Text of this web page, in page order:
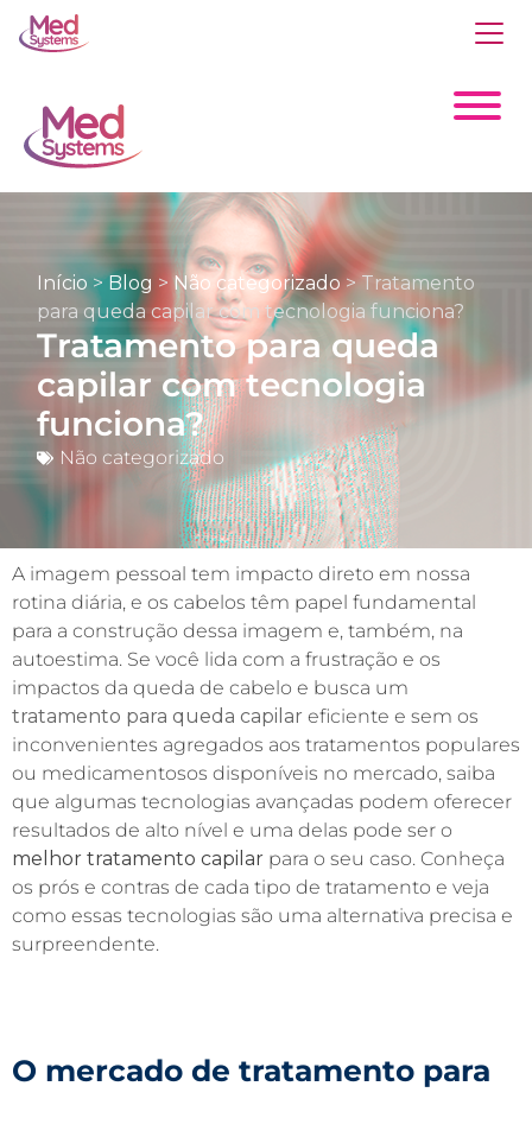
Início >Blog > Não categorizado> Tratamento
para queda capilar com tecnologia funciona?
Tratamento para queda
capilar com tecnologia
funciona?
Não categorizado
A imagem pessoal tem impacto direto em nossa
rotina diária, e os cabelos têm papel fundamental
para a construção dessa imagem e, também, na
autoestima. Se você lida com a frustração e os
impactos da queda de cabelo e busca um
tratamento para queda capilar eficiente e sem os
inconvenientes agregados aos tratamentos populares
ou medicamentosos disponíveis no mercado, saiba
que algumas tecnologias avançadas podem oferecer
resultados de alto nível e uma delas pode ser o
melhor tratamento capilar para o seu caso. Conheça
os prós e contras de cada tipo de tratamento e veja
como essas tecnologias são uma alternativa precisa e
surpreendente.
O mercado de tratamento para